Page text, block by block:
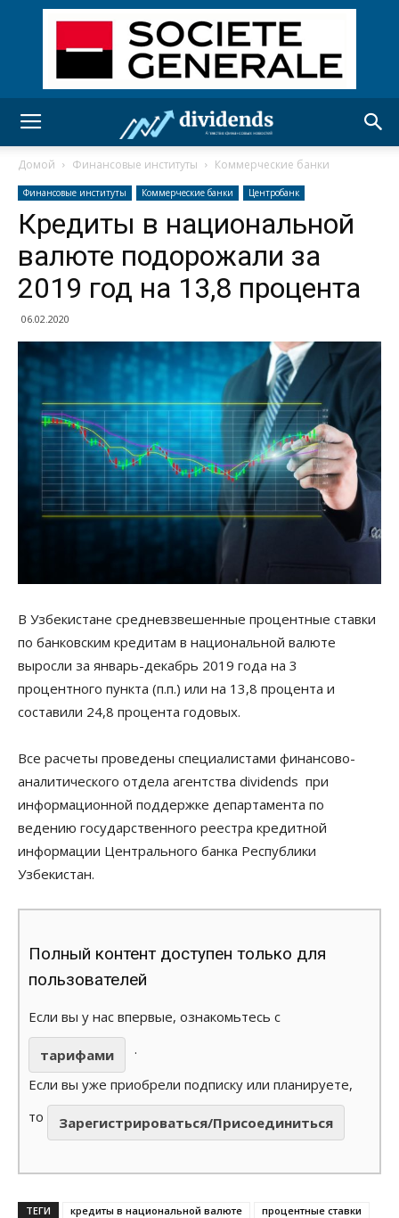
Домой Финансовые институты Коммерческие банки
Финансовые институты Коммерческие банки Центробанк
Кредиты в национальной
валюте подорожали за
2019 год на 13,8 процента
06.02.2020
В Узбекистане средневзвешенные процентные ставки
по банковским кредитам в национальной валюте
выросли за январь-декабрь 2019 года на 3
процентного пункта (п.п.) или на 13,8 процента и
составили 24,8 процента годовых.
Все расчеты проведены специалистами финансово-
аналитического отдела агентства dividends при
информационной поддержке департамента по
ведению государственного реестра кредитной
информации Центрального банка Республики
Узбекистан.
Полный контент доступен только для
пользователей
Если вы у нас впервые, ознакомьтесь с
тарифами
.
Если вы уже приобрели подписку или планируете,
то
Зарегистрироваться/Присоединиться
ТЕГИ кредиты в национальной валюте процентные ставки